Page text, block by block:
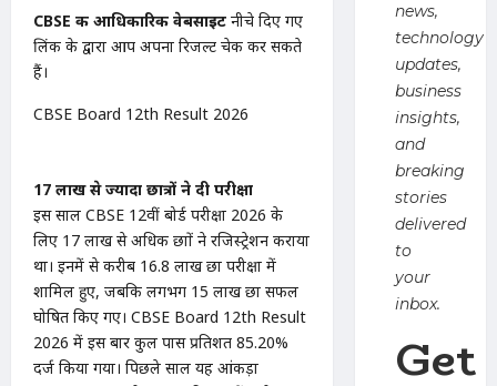
CBSE की आधिकारिक वेबसाइट नीचे दिए गए
लिंक के द्वारा आप अपना रिजल्ट चेक कर सकते
हैं।
CBSE Board 12th Result 2026
17 लाख से ज्यादा छात्रों ने दी परीक्षा
इस साल CBSE 12वीं बोर्ड परीक्षा 2026 के
लिए 17 लाख से अधिक छात्रों ने रजिस्ट्रेशन कराया
था। इनमें से करीब 16.8 लाख छात्र परीक्षा में
शामिल हुए, जबकि लगभग 15 लाख छात्र सफल
घोषित किए गए। CBSE Board 12th Result
2026 में इस बार कुल पास प्रतिशत 85.20%
दर्ज किया गया। पिछले साल यह आंकड़ा
news,
technology
updates,
business
insights,
and
breaking
stories
delivered
to
your
inbox.
Get